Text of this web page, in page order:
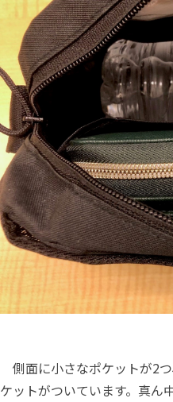
側面に小さなポケットが2
ケットがついています。真ん